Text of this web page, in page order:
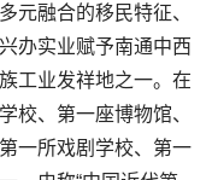
元融合的移民特征、
办实业赋予南通中西
工业发祥地之一。在
校、第一座博物馆、
一所戏剧学校、第一